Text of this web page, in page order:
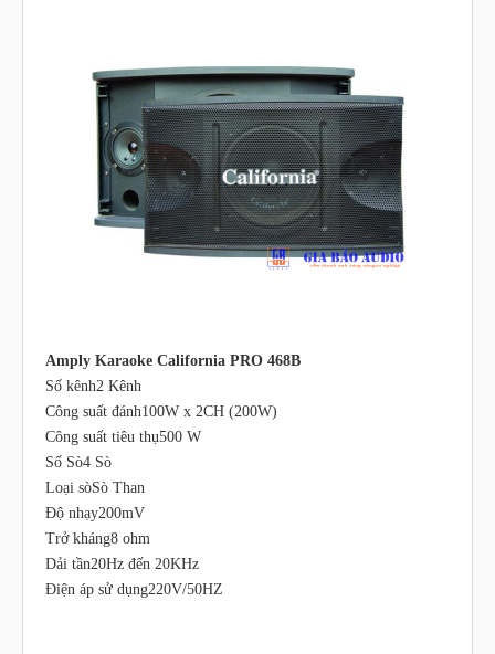
Amply Karaoke California PRO 468B
Số kênh2 Kênh
Công suất đánh100W x 2CH (200W)
Công suất tiêu thụ500 W
Số Sò4 Sò
Loại sòSò Than
Độ nhạy200mV
Trở kháng8 ohm
Dải tần20Hz đến 20KHz
Điện áp sử dụng220V/50HZ